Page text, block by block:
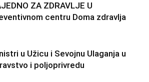
ZA ZDRAVLJE U
centru Doma zdravlja
u Užicu i Sevojnu Ulaganja u
i poljoprivredu